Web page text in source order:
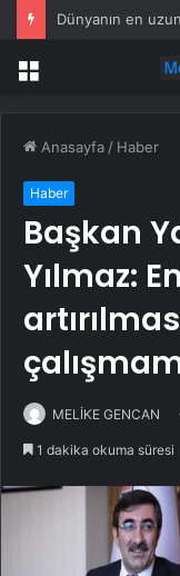
Menü
Anasayfa / Haber
Haber
Başkan
Yılmaz:
MELİKE GENCAN
1 dakika okuma süresi